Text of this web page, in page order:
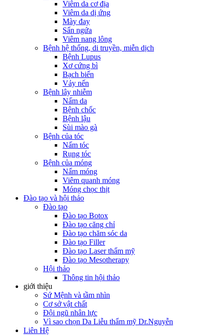
Viêm da cơ địa
Viêm da dị ứng
Mày đay
Sẩn ngứa
Viêm nang lông
Bệnh hệ thống, di truyền, miễn dịch
Bệnh Lupus
Xơ cứng bì
Bạch biến
Vảy nến
Bệnh lây nhiễm
Nấm da
Bệnh chốc
Bệnh lậu
Sùi mào gà
Bệnh của tóc
Nấm tóc
Rụng tóc
Bệnh của móng
Nấm móng
Viêm quanh móng
Móng chọc thịt
Đào tạo và hội thảo
Đào tạo
Đào tạo Botox
Đào tạo căng chỉ
Đào tạo chăm sóc da
Đào tạo Filler
Đào tạo Laser thẩm mỹ
Đào tạo Mesotherapy
Hội thảo
Thông tin hội thảo
giới thiệu
Sứ Mệnh và tầm nhìn
Cơ sở vật chất
Đội ngũ nhân lực
Vì sao chọn Da Liễu thẩm mỹ Dr.Nguyễn
Liên Hệ